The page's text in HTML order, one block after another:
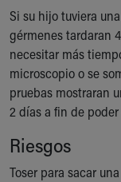
Si su hijo tuviera
gérmenes tardaran
necesitar más
microscopio o se
pruebas mostraran
2 días a fin de
Riesgos
Toser para sacar